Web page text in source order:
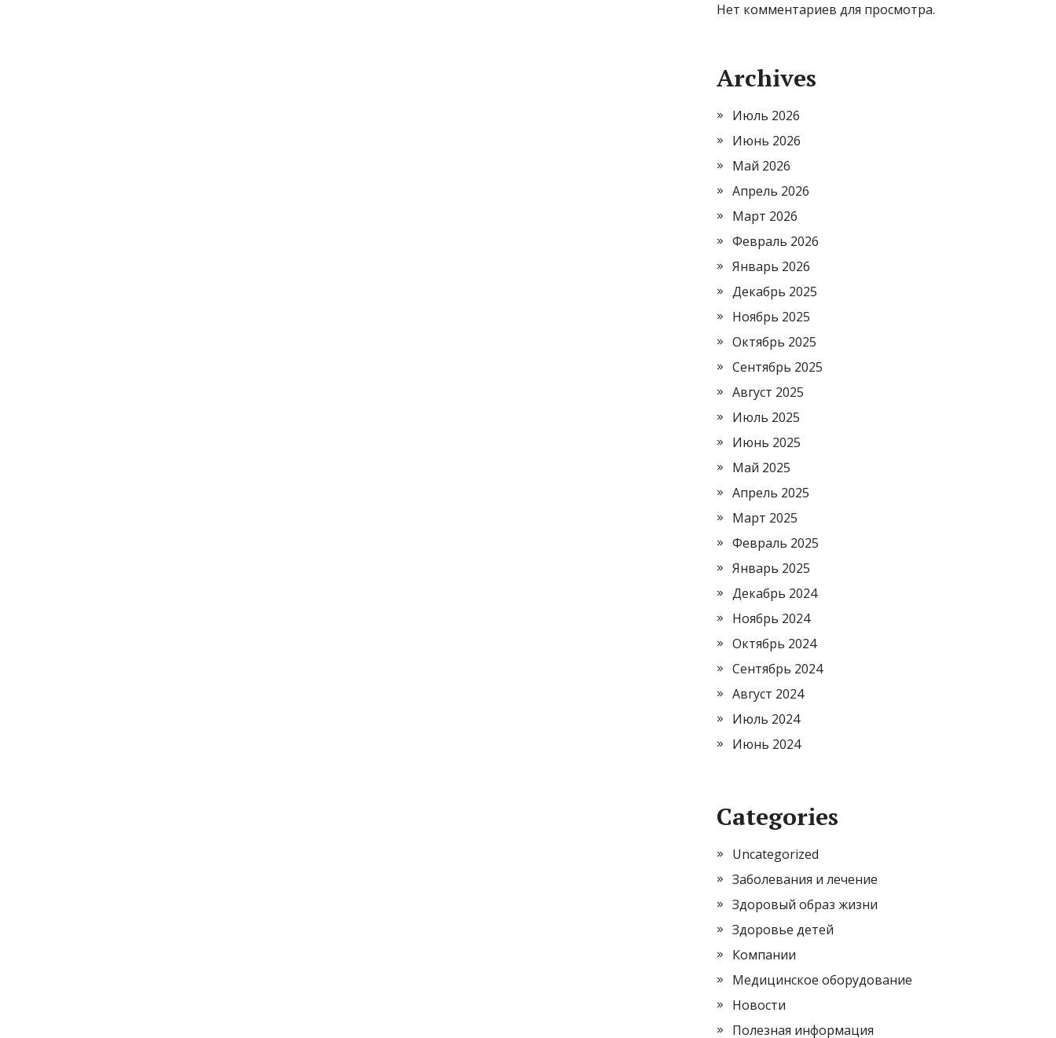
Нет комментариев для просмотра.
Archives
Июль 2026
Июнь 2026
Май 2026
Апрель 2026
Март 2026
Февраль 2026
Январь 2026
Декабрь 2025
Ноябрь 2025
Октябрь 2025
Сентябрь 2025
Август 2025
Июль 2025
Июнь 2025
Май 2025
Апрель 2025
Март 2025
Февраль 2025
Январь 2025
Декабрь 2024
Ноябрь 2024
Октябрь 2024
Сентябрь 2024
Август 2024
Июль 2024
Июнь 2024
Categories
Uncategorized
Заболевания и лечение
Здоровый образ жизни
Здоровье детей
Компании
Медицинское оборудование
Новости
Полезная информация